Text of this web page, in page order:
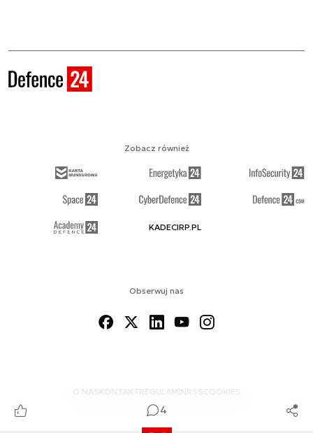
4
Obserwuj nas
O NAS KONTAKTREGULAMINRSS COOKIES
Zobacz również
KADECIRP.PL